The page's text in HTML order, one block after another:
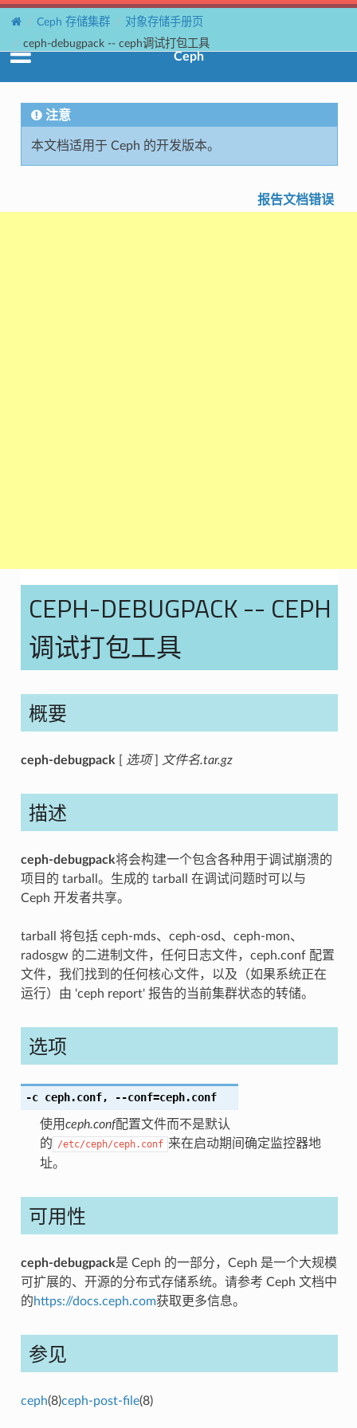
Ceph 存储集群
对象存储手册页
ceph-debugpack -- ceph调试打包工具
Ceph
注意
本文档适用于 Ceph 的开发版本。
报告文档错误
CEPH-DEBUGPACK -- CEPH
调试打包工具
概要
ceph-debugpack 选项] 文件名.tar.gz
描述
ceph-debugpack将会构建一个包含各种用于调试崩溃的
项目的 tarball。生成的 tarball 在调试问题时可以与
Ceph 开发者共享。
tarball 将包括 ceph-mds、ceph-osd、ceph-mon、
radosgw 的二进制文件，任何日志文件，ceph.conf 配置
文件，我们找到的任何核心文件，以及（如果系统正在
运行）由 'ceph report' 报告的当前集群状态的转储。
选项
-c ceph.conf, --conf=ceph.conf
使用ceph.conf配置文件而不是默认
的 /etc/ceph/ceph.conf 来在启动期间确定监控器地
址。
可用性
ceph-debugpack是 Ceph 的一部分，Ceph 是一个大规模
可扩展的、开源的分布式存储系统。请参考 Ceph 文档中
的https://docs.ceph.com获取更多信息。
参见
ceph(8)ceph-post-file(8)